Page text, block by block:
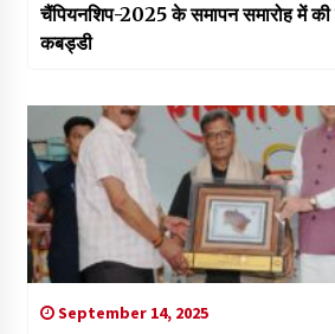
चैंपियनशिप-2025 के समापन समारोह में
कबड्डी
September 14, 2025